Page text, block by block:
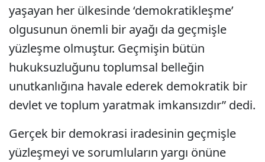
yaşayan her ülkesinde ‘demokratikleşme’
olgusunun önemli bir ayağı da geçmişle
yüzleşme olmuştur. Geçmişin bütün
hukuksuzluğunu toplumsal belleğin
unutkanlığına havale ederek demokratik bir
devlet ve toplum yaratmak imkansızdır” dedi.
Gerçek bir demokrasi iradesinin geçmişle
yüzleşmeyi ve sorumluların yargı önüne